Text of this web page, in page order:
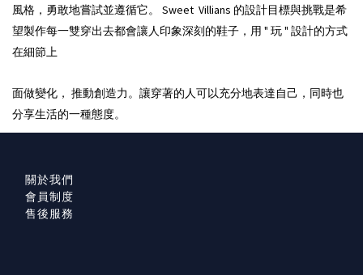
風格，勇敢地嘗試並遵循它。 Sweet Villians 的設計目標與挑戰是希
望製作每一雙穿出去都會讓人印象深刻的鞋子，用 " 玩" 設計的方式
在細節上
面做變化， 推動創造力。讓穿著的人可以充分地表達自己，同時也
分享生活的一種態度。
關於我們
會員制度
售後服務